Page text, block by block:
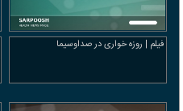
فیلم | روزه خواری در صداوسیما